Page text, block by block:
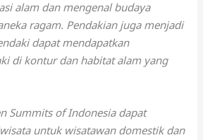
alam dan mengenal budaya
ragam. Pendakian juga menjadi
dapat mendapatkan
di kontur dan habitat alam yang
Summits of Indonesia dapat
untuk wisatawan domestik dan